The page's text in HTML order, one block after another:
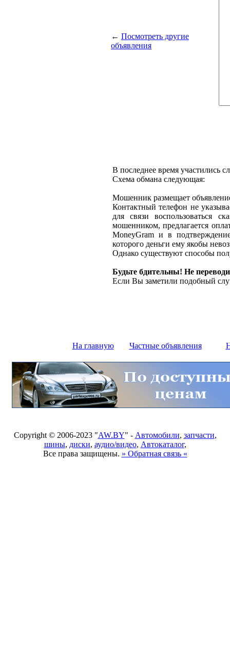
← Посмотреть другие
объявления
В последнее время участились
Схема обмана следующая:
Мошенник размещает
Контактный телефон не
для связи воспользоваться
мошенником, предлагается
MoneyGram и в
которого деньги ему якобы
Однако существуют способы
Будьте бдительны! Не
Если Вы заметили подобный
На главную Частные объявления
Copyright © 2006-2023 "AW.BY" - Автомобили, запчасти,
шины, диски, аудио/видео, Автокаталог,
Все права защищены. » Обратная связь «